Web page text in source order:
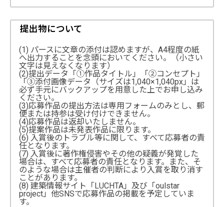
提出物について
(1) パースに文章の添付は認めますが、A4程度の紙
へ出力することを念頭においてください。（小さい
文字は見えなくなります）
(2)提出データ「①作品タイトル」「②コンセプト」
「③添付画像データ（サイズは1,040×1,040px」は
必ず手元にバックアップを用意した上でお申し込み
ください。
(3)応募作品の提出方法は専用フォームのみとし、郵
便または持参は受け付けできません。
(4)応募作品は返却いたしません。
(5)提案作品は未発表作品に限ります。
(6) 入賞後のトラブル等に関して、すべて応募者の責
任となります。
(7) 入賞後に著作権侵害やその他の疑義が発覚した
場合は、すべて応募者の責任となります。また、そ
のような場合は主催者の判断により入賞を取り消す
ことがあります。
(8) 建築情報サイト「LUCHTA」及び「oulstar
project」他SNSで応募作品の掲載を予定していま
す。